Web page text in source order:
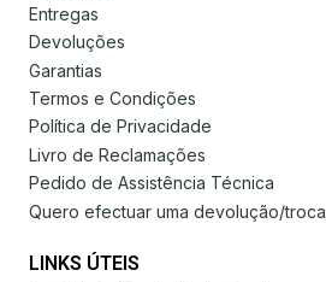
Entregas
Devoluções
Garantias
Termos e Condições
Política de Privacidade
Livro de Reclamações
Pedido de Assistência Técnica
Quero efectuar uma devolução/troca
LINKS ÚTEIS